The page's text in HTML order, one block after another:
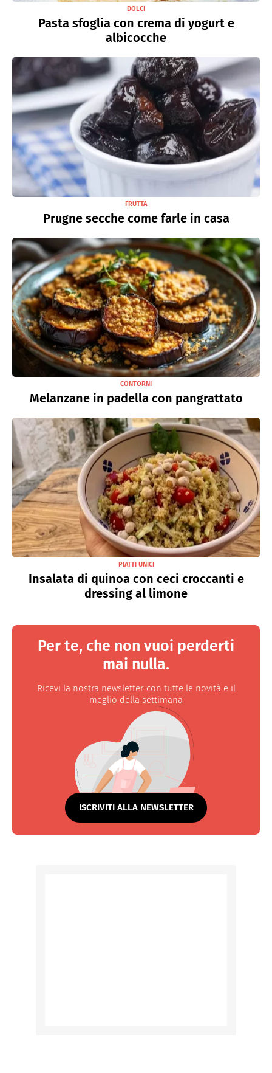
DOLCI
Pasta sfoglia con crema di yogurt e
albicocche
FRUTTA
Prugne secche come farle in casa
CONTORNI
Melanzane in padella con pangrattato
PIATTI UNICI
Insalata di quinoa con ceci croccanti e
dressing al limone
Per te, che non vuoi perderti
mai nulla.
Ricevi la nostra newsletter con tutte le novità e il
meglio della settimana
ISCRIVITI ALLA NEWSLETTER